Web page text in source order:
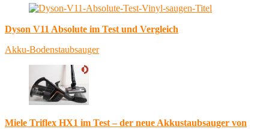
Dyson V11 Absolute im Test und Vergleich
Akku-Bodenstaubsauger
Miele Triflex HX1 im Test – der neue Akkustaubsauger von